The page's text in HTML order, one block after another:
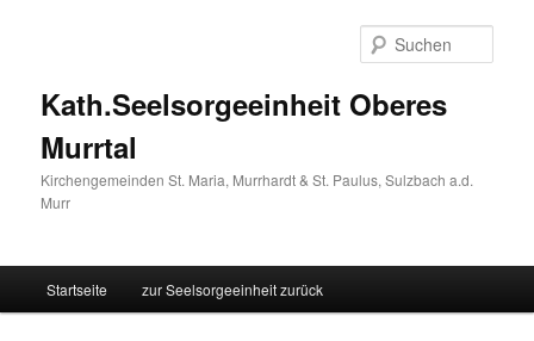
Kath.Seelsorgeeinheit Oberes
Murrtal
Kirchengemeinden St. Maria, Murrhardt & St. Paulus, Sulzbach a.d.
Murr
Zum
Startseite zur Seelsorgeeinheit zurück